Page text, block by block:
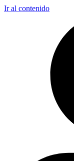
Ir al contenido